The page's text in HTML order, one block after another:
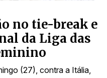
no tie-break e
da Liga das
(27), contra a Itália,